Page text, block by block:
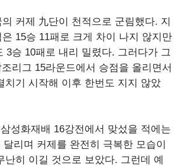
커제 九단이 천적으로 군림했다. 지
15승 11패로 크게 차이 나지 않지만
3승 10패로 내리 밀렸다. 그러다가 그
리그 15라운드에서 승점을 올리면서
치기 시작해 이후 한번도 지지 않았
성화재배 16강전에서 맞섰을 적에는
리며 커제를 완전히 극복한 모습이
난히 이길 것으로 보았다. 그런데 예